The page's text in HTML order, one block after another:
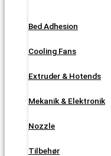
Bed Adhesion
Cooling Fans
Extruder & Hotends
Mekanik & Elektronik
Nozzle
Tilbehør